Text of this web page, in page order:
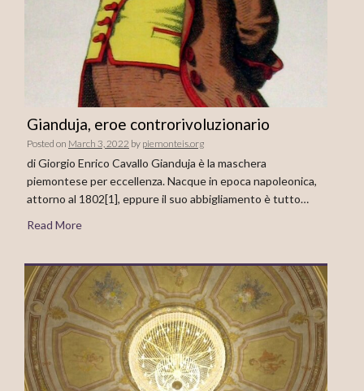
Gianduja, eroe controrivoluzionario
Posted on March 3, 2022 by piemonteis.org
di Giorgio Enrico Cavallo Gianduja è la maschera
piemontese per eccellenza. Nacque in epoca napoleonica,
attorno al 1802[1], eppure il suo abbigliamento è tutto…
Read More